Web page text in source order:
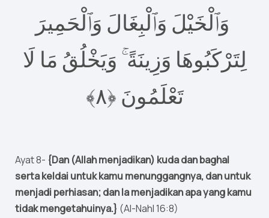
وَٱلْخَيْلَ وَٱلْبِغَالَ وَٱلْحَمِيرَ
لِتَرْكَبُوهَا وَزِينَةً ۚ وَيَخْلُقُ مَا لَا
تَعْلَمُونَ ‎﴿٨﴾
Ayat 8- {Dan (Allah menjadikan) kuda dan baghal
serta keldai untuk kamu menunggangnya, dan untuk
menjadi perhiasan; dan Ia menjadikan apa yang kamu
tidak mengetahuinya.} (Al-Nahl 16:8)